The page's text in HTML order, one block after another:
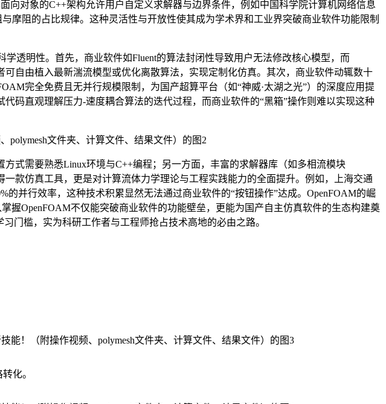
向对象的C++架构允许用户自定义求解器与边界条件，例如中国科学院计算机网络信息
摩阻的占比规律。这种灵活性与开放性使其成为学术界和工业界突破商业软件功能限制
透明性。首先，商业软件如Fluent的算法封闭性导致用户无法修改核心模型，而
自由植入最新湍流模型或优化离散算法，实现定制化仿真。其次，商业软件动辄数十
完全免费且无并行规模限制，为国产超算平台（如“神威·太湖之光”）的深度应用提
码直观理解压力-速度耦合算法的迭代过程，而商业软件的“黑箱”操作则难以实现这种
式需要熟悉Linux环境与C++编程；另一方面，丰富的求解器库（如多相流模块
款仿真工具，更是对计算流体力学理论与工程实践能力的全面提升。例如，上海交通
并行效率，这种技术积累显然无法通过商业软件的“按钮操作”达成。OpenFOAM的崛
握OpenFOAM不仅能突破商业软件的功能壁垒，更能为国产自主仿真软件的生态构建奠
门槛，实为科研工作者与工程师抢占技术高地的必由之路。
化。